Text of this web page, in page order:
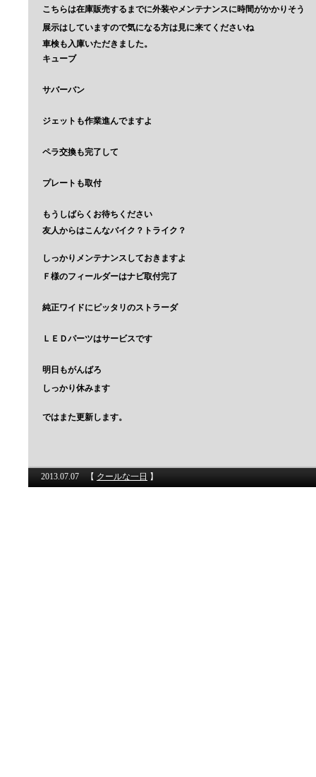
こちらは在庫販売するまでに外装やメンテナンスに時間がかかりそう
展示はしていますので気になる方は見に来てくださいね
車検も入庫いただきました。
キューブ
サバーバン
ジェットも作業進んでますよ
ペラ交換も完了して
プレートも取付
もうしばらくお待ちください
友人からはこんなバイク？トライク？
しっかりメンテナンスしておきますよ
Ｆ様のフィールダーはナビ取付完了
純正ワイドにピッタリのストラーダ
ＬＥＤパーツはサービスです
明日もがんばろ
しっかり休みます
ではまた更新します。
2013.07.07 【 クールな一日 】